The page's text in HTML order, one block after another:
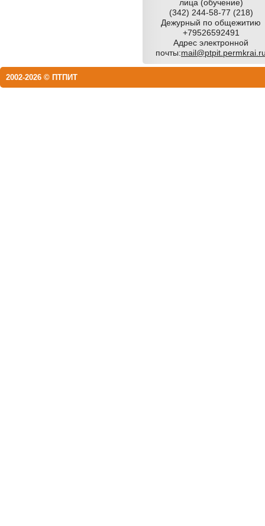
лица (обучение)
(342) 244-58-77 (218)
Дежурный по общежитию
+79526592491
Адрес электронной
почты:
2002-2026 © ПТПИТ